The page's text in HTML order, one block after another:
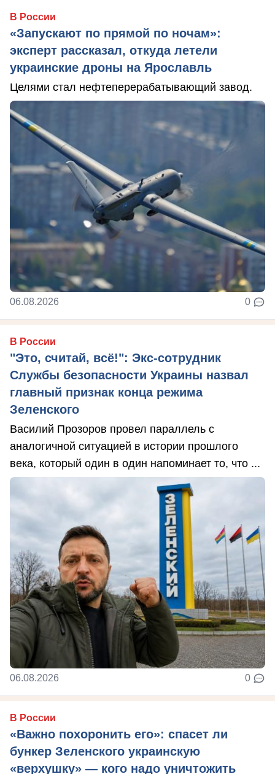
В России
«Запускают по прямой по ночам»:
эксперт рассказал, откуда летели
украинские дроны на Ярославль
Целями стал нефтеперерабатывающий завод.
06.08.2026 0
В России
"Это, считай, всё!": Экс-сотрудник
Службы безопасности Украины назвал
главный признак конца режима
Зеленского
Василий Прозоров провел параллель с
аналогичной ситуацией в истории прошлого
века, который один в один напоминает то, что ...
06.08.2026 0
В России
«Важно похоронить его»: спасет ли
бункер Зеленского украинскую
«верхушку» — кого надо уничтожить